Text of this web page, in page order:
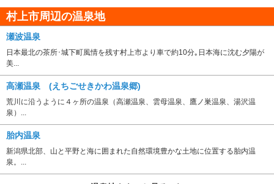
村上市周辺の温泉地
瀬波温泉
日本最北の茶所･城下町風情を残す村上市より車で約10分｡日本海に沈む夕陽が
美...
高瀬温泉 (えちごせきかわ温泉郷)
荒川に沿うように４ヶ所の温泉（高瀬温泉、雲母温泉、鷹ノ巣温泉、湯沢温
泉）...
胎内温泉
新潟県北部、山と平野と海に囲まれた自然環境豊かな土地に位置する胎内温
泉。...